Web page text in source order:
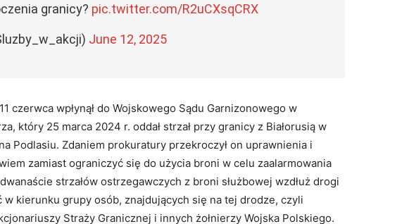
granicy? pic.twitter.com/R2uCXsqCRX
June 12, 2025
czerwca wpłynął do Wojskowego Sądu Garnizonowego w
który 25 marca 2024 r. oddał strzał przy granicy z Białorusią w
Podlasiu. Zdaniem prokuratury przekroczył on uprawnienia i
zamiast ograniczyć się do użycia broni w celu zaalarmowania
strzałów ostrzegawczych z broni służbowej wzdłuż drogi
w kierunku grupy osób, znajdujących się na tej drodze, czyli
Straży Granicznej i innych żołnierzy Wojska Polskiego.